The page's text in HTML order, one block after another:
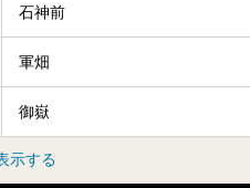
石神前
軍畑
御嶽
示する